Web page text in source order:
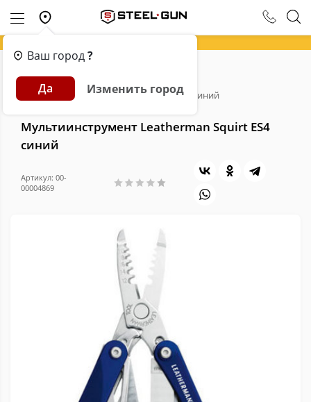
Ваш город?
Да Изменить город
Главная Каталог
Мультиинструмент Leatherman Squirt ES4 синий
Мультиинструмент Leatherman Squirt ES4
синий
Артикул: 00-
00004869